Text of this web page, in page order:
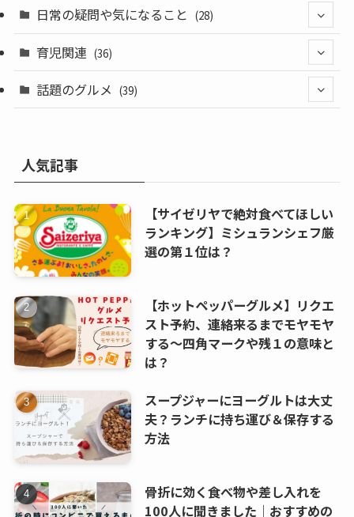
(5) (28)
(14)
(10)
日常の疑問や気になること (28)
育児関連 (36)
(13)
(8)
話題のグルメ (39)
(6)
(9)
(2)
人気記事
【サイゼリヤで絶対食べてほしい
ランキング】ミシュランシェフ厳
選の第１位は？
【ホットペッパーグルメ】リクエ
スト予約、連絡来るまでモヤモヤ
する～四角マークや残１の意味と
は？
スープジャーにヨーグルトは大丈
夫？ランチに持ち運び＆保存する
方法
骨折に効く食べ物や差し入れを
100人に聞きました｜おすすめの